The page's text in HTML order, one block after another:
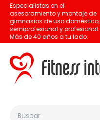
Especialistas en el
asesoramiento y montaje de
gimnasios de uso doméstico,
semiprofesional y profesional.
Más de 40 años a tu lado.